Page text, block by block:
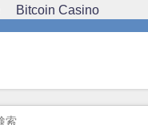
Bitcoin Casino